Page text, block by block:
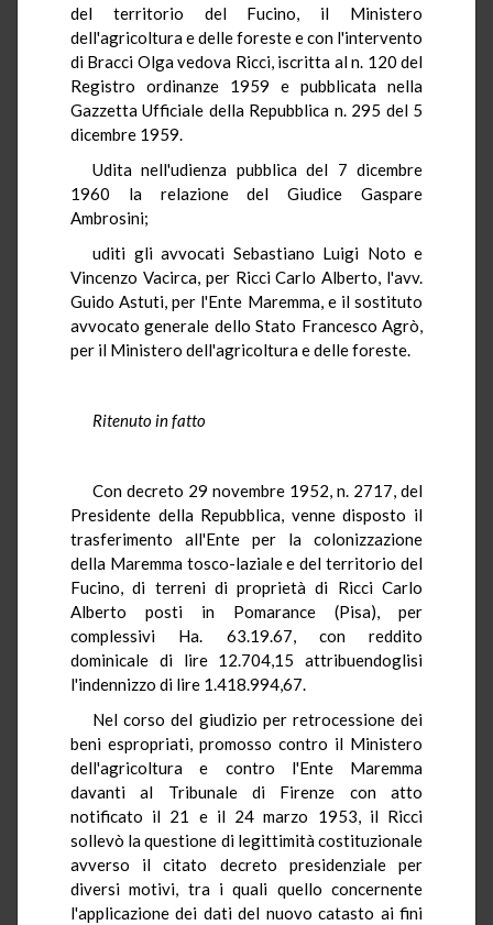
del territorio del Fucino, il Ministero
dell'agricoltura e delle foreste e con l'intervento
di Bracci Olga vedova Ricci, iscritta al n. 120 del
Registro ordinanze 1959 e pubblicata nella
Gazzetta Ufficiale della Repubblica n. 295 del 5
dicembre 1959.
Udita nell'udienza pubblica del 7 dicembre
1960 la relazione del Giudice Gaspare
Ambrosini;
uditi gli avvocati Sebastiano Luigi Noto e
Vincenzo Vacirca, per Ricci Carlo Alberto, l'avv.
Guido Astuti, per l'Ente Maremma, e il sostituto
avvocato generale dello Stato Francesco Agrò,
per il Ministero dell'agricoltura e delle foreste.
Ritenuto in fatto
Con decreto 29 novembre 1952, n. 2717, del
Presidente della Repubblica, venne disposto il
trasferimento all'Ente per la colonizzazione
della Maremma tosco-laziale e del territorio del
Fucino, di terreni di proprietà di Ricci Carlo
Alberto posti in Pomarance (Pisa), per
complessivi Ha. 63.19.67, con reddito
dominicale di lire 12.704,15 attribuendoglisi
l'indennizzo di lire 1.418.994,67.
Nel corso del giudizio per retrocessione dei
beni espropriati, promosso contro il Ministero
dell'agricoltura e contro l'Ente Maremma
davanti al Tribunale di Firenze con atto
notificato il 21 e il 24 marzo 1953, il Ricci
sollevò la questione di legittimità costituzionale
avverso il citato decreto presidenziale per
diversi motivi, tra i quali quello concernente
l'applicazione dei dati del nuovo catasto ai fini